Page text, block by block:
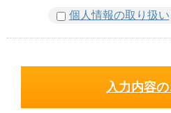
個人情報の取り扱い